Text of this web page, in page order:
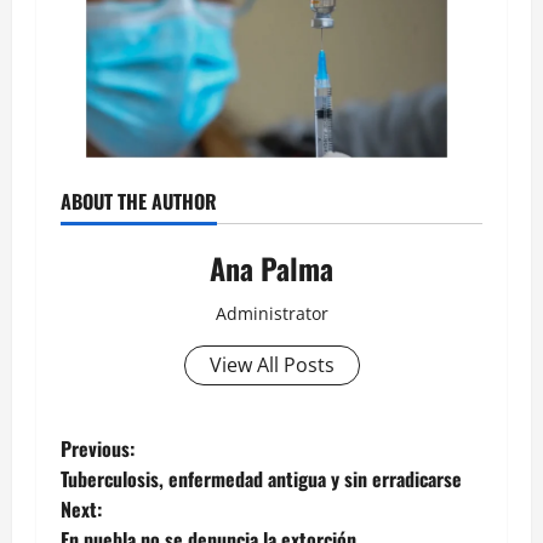
ABOUT THE AUTHOR
Ana Palma
Administrator
View All Posts
Post
navigation
Previous:
Tuberculosis, enfermedad antigua y sin erradicarse
Next: